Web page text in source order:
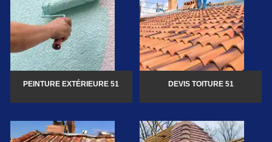
PEINTURE EXTÉRIEURE 51 DEVIS TOITURE 51